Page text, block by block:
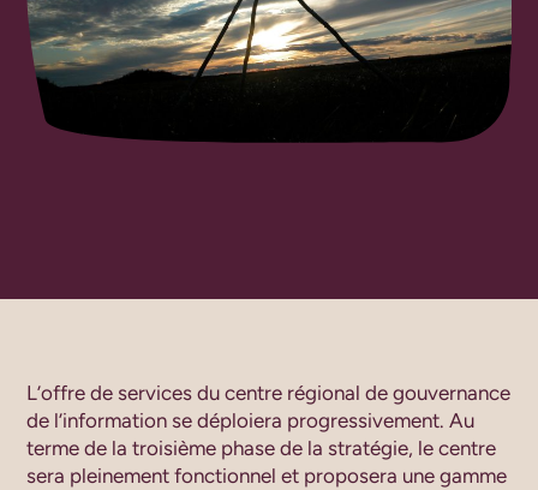
L’offre de services du centre régional de gouvernance
de l’information se déploiera progressivement. Au
terme de la troisième phase de la stratégie, le centre
sera pleinement fonctionnel et proposera une gamme